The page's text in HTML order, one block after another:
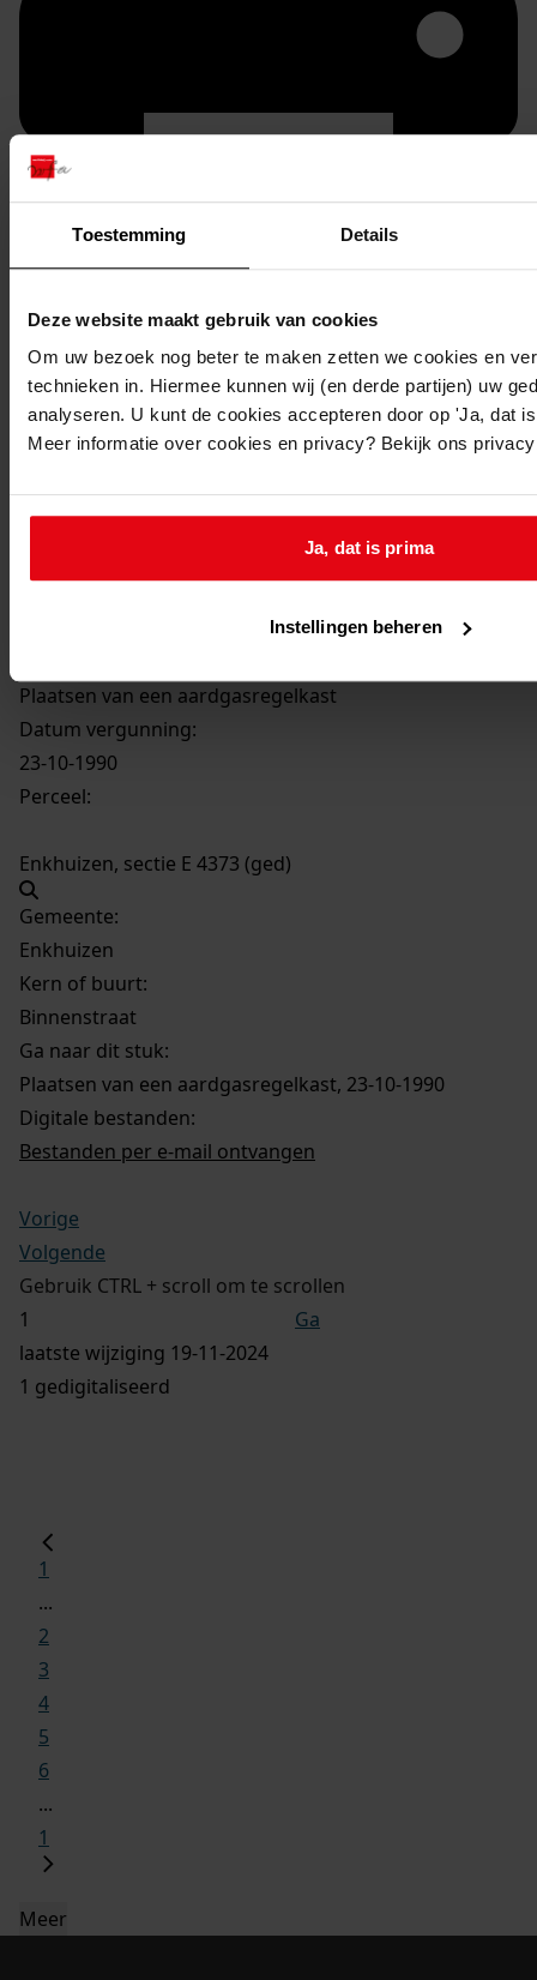
Toestemming Details
Deze website maakt gebruik van cookies
Om uw bezoek nog beter te maken zetten we cookies en
technieken in. Hiermee kunnen wij (en derde partijen) uw
analyseren. U kunt de cookies accepteren door op 'Ja, dat
Meer informatie over cookies en privacy? Bekijk ons
Ja, dat is prima
Instellingen beheren
duurzaam webadres
31. Nummers 1501 tot en met 1550
Plaatsen van een aardgasregelkast, 23-10-1990
Plaatsen van een aardgasregelkast
Datum vergunning:
23-10-1990
Perceel:
Enkhuizen, sectie E 4373 (ged)
Gemeente:
Enkhuizen
Kern of buurt:
Binnenstraat
Ga naar dit stuk:
Plaatsen van een aardgasregelkast, 23-10-1990
Digitale bestanden:
Bestanden per e-mail ontvangen
Vorige
Volgende
Gebruik CTRL + scroll om te scrollen
Ga
laatste wijziging 19-11-2024
1 gedigitaliseerd
1
...
2
3
4
5
6
...
1
Meer